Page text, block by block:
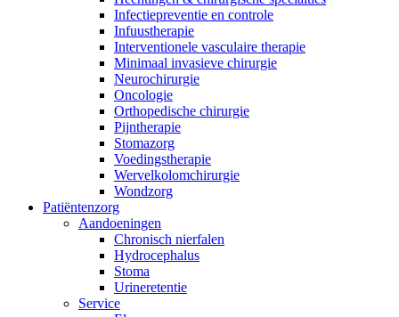
Infectiepreventie en controle
Infuustherapie
Interventionele vasculaire therapie
Minimaal invasieve chirurgie
Neurochirurgie
Oncologie
Orthopedische chirurgie
Pijntherapie
Stomazorg
Voedingstherapie
Wervelkolomchirurgie
Wondzorg
Patiëntenzorg
Aandoeningen
Chronisch nierfalen
​​Hydrocephalus
Stoma
Urineretentie
Service